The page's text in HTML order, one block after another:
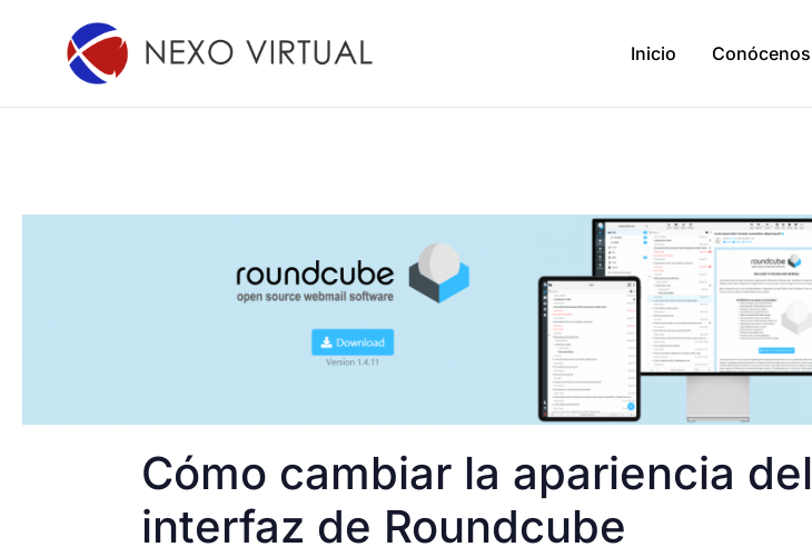
contenido
Inicio Conócenos
Cómo cambiar la apariencia del
interfaz de Roundcube